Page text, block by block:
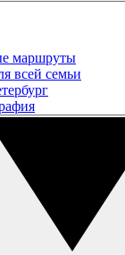
маршруты
всей семьи